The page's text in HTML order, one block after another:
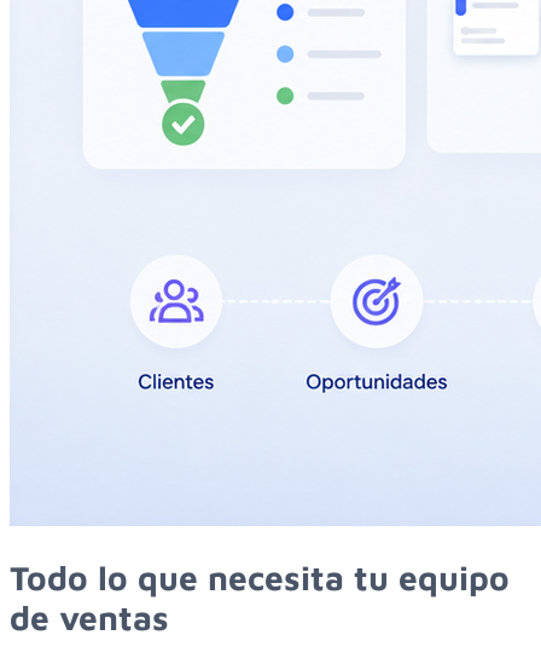
Todo lo que necesita tu equipo
de ventas